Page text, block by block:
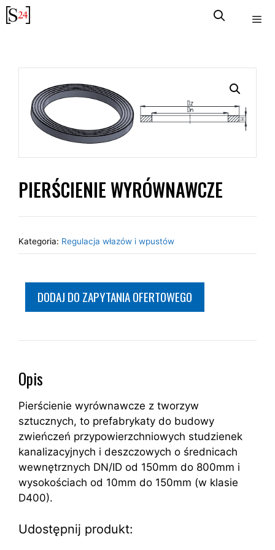
Przejdź
do
PIERŚCIENIE WYRÓWNAWCZE
DODAJ DO ZAPYTANIA OFERTOWEGO
Kategoria: Regulacja włazów i wpustów
Opis
Pierścienie wyrównawcze z tworzyw
sztucznych, to prefabrykaty do budowy
zwieńczeń przypowierzchniowych studzienek
kanalizacyjnych i deszczowych o średnicach
wewnętrznych DN/ID od 150mm do 800mm i
wysokościach od 10mm do 150mm (w klasie
D400).
Udostępnij produkt: